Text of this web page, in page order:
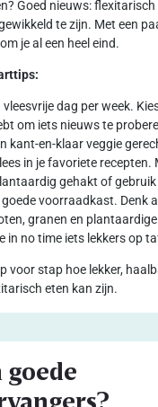
Goed nieuws:
te zijn. Met een
je al een heel eind.
dag per week.
om iets nieuws te
kant-en-klaar veggie
in je favoriete recepten.
gehakt of gebruik
voorraadkast. Denk
granen en
in no time iets lekkers op
voor stap hoe lekker,
eten kan zijn.
goede